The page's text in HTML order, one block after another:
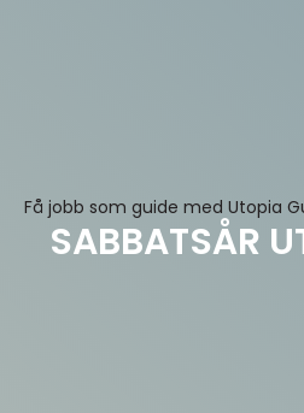
Få jobb som guide med Utopia
SABBATSÅR